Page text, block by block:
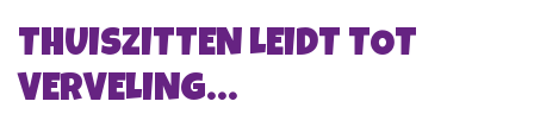
THUISZITTEN LEIDT TOT
VERVELING…